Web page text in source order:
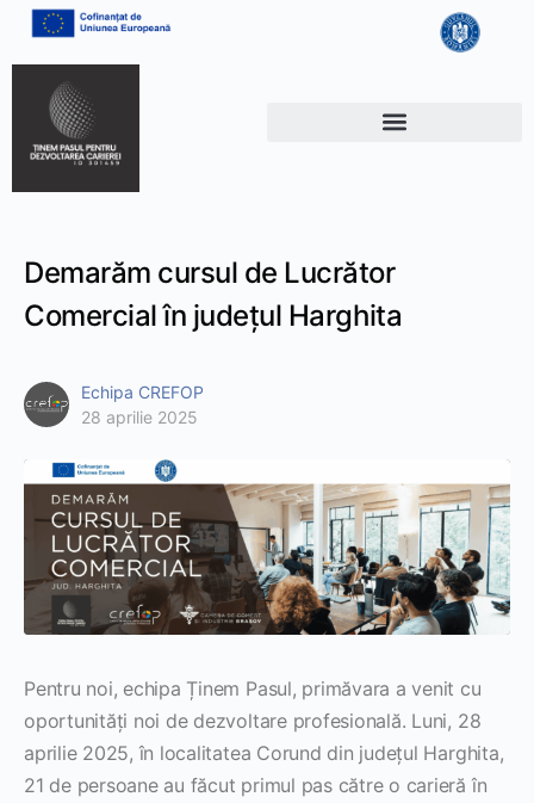
Demarăm cursul de Lucrător
Comercial în județul Harghita
Echipa CREFOP
28 aprilie 2025
Pentru noi, echipa Ținem Pasul, primăvara a venit cu
oportunități noi de dezvoltare profesională. Luni, 28
aprilie 2025, în localitatea Corund din județul Harghita,
21 de persoane au făcut primul pas către o carieră în